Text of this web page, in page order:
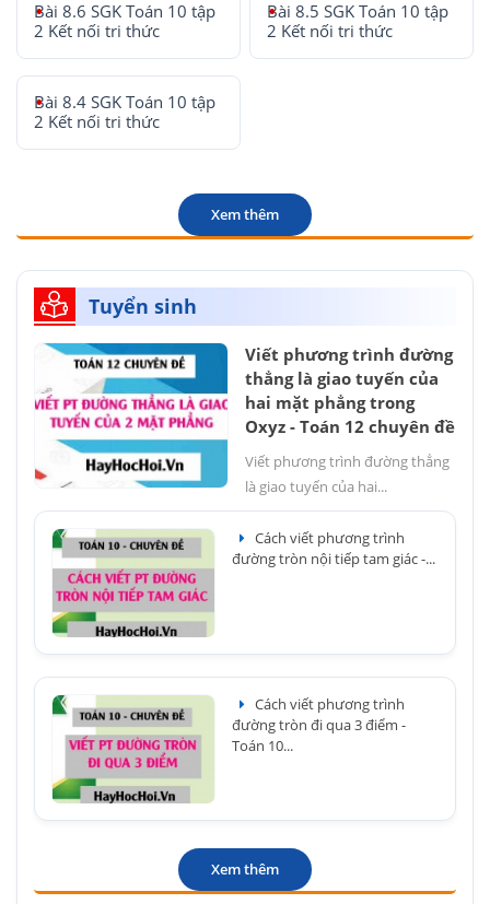
Bài 8.6 SGK Toán 10 tập
2 Kết nối tri thức
Bài 8.5 SGK Toán 10 tập
2 Kết nối tri thức
Bài 8.4 SGK Toán 10 tập
2 Kết nối tri thức
Xem thêm
Tuyển sinh
Viết phương trình đường
thẳng là giao tuyến của
hai mặt phẳng trong
Oxyz - Toán 12 chuyên đề
Viết phương trình đường thẳng
là giao tuyến của hai...
Cách viết phương trình
đường tròn nội tiếp tam giác -...
Cách viết phương trình
đường tròn đi qua 3 điểm -
Toán 10...
Xem thêm